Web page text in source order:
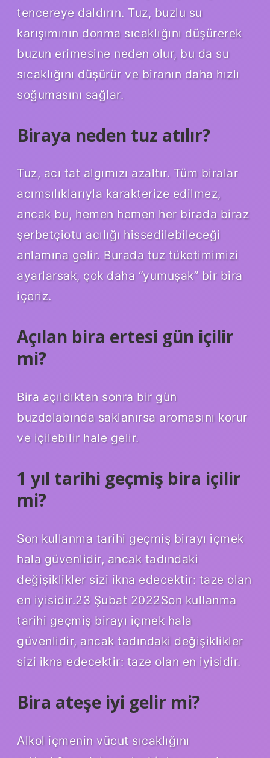
tencereye daldırın. Tuz, buzlu su
karışımının donma sıcaklığını düşürerek
buzun erimesine neden olur, bu da su
sıcaklığını düşürür ve biranın daha hızlı
soğumasını sağlar.
Biraya neden tuz atılır?
Tuz, acı tat algımızı azaltır. Tüm biralar
acımsılıklarıyla karakterize edilmez,
ancak bu, hemen hemen her birada biraz
şerbetçiotu acılığı hissedilebileceği
anlamına gelir. Burada tuz tüketimimizi
ayarlarsak, çok daha “yumuşak” bir bira
içeriz.
Açılan bira ertesi gün içilir
mi?
Bira açıldıktan sonra bir gün
buzdolabında saklanırsa aromasını korur
ve içilebilir hale gelir.
1 yıl tarihi geçmiş bira içilir
mi?
Son kullanma tarihi geçmiş birayı içmek
hala güvenlidir, ancak tadındaki
değişiklikler sizi ikna edecektir: taze olan
en iyisidir.23 Şubat 2022Son kullanma
tarihi geçmiş birayı içmek hala
güvenlidir, ancak tadındaki değişiklikler
sizi ikna edecektir: taze olan en iyisidir.
Bira ateşe iyi gelir mi?
Alkol içmenin vücut sıcaklığını